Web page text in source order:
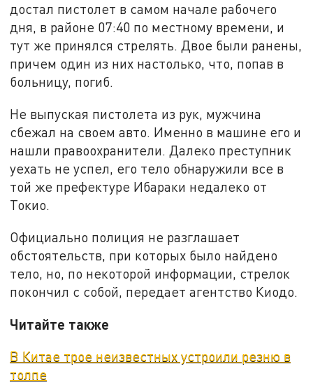
достал пистолет в самом начале рабочего
дня, в районе 07:40 по местному времени, и
тут же принялся стрелять. Двое были ранены,
причем один из них настолько, что, попав в
больницу, погиб.
Не выпуская пистолета из рук, мужчина
сбежал на своем авто. Именно в машине его и
нашли правоохранители. Далеко преступник
уехать не успел, его тело обнаружили все в
той же префектуре Ибараки недалеко от
Токио.
Официально полиция не разглашает
обстоятельств, при которых было найдено
тело, но, по некоторой информации, стрелок
покончил с собой, передает агентство Киодо.
Читайте также
В Китае трое неизвестных устроили резню в
толпе